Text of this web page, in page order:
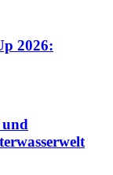
2026:
und